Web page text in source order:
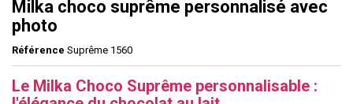
Milka choco suprême personnalisé avec
photo
Référence Suprême 1560
Le Milka Choco Suprême personnalisable :